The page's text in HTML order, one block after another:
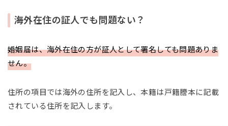
海外在住の証人でも問題ない？
婚姻届は、海外在住の方が証人として署名しても問題ありま
せん。
住所の項目では海外の住所を記入し、本籍は戸籍謄本に記載
されている住所を記入します。